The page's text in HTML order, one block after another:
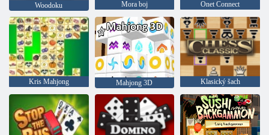
Woodoku Mora boj Onet Connect
Kris Mahjong Mahjong 3D Klasický šach